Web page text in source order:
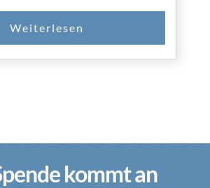
kommt an